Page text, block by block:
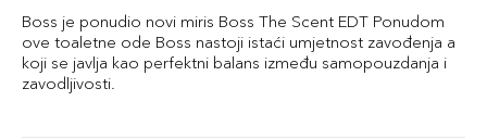
Boss je ponudio novi miris Boss The Scent EDT Ponudom
ove toaletne ode Boss nastoji istaći umjetnost zavođenja a
koji se javlja kao perfektni balans između samopouzdanja i
zavodljivosti.